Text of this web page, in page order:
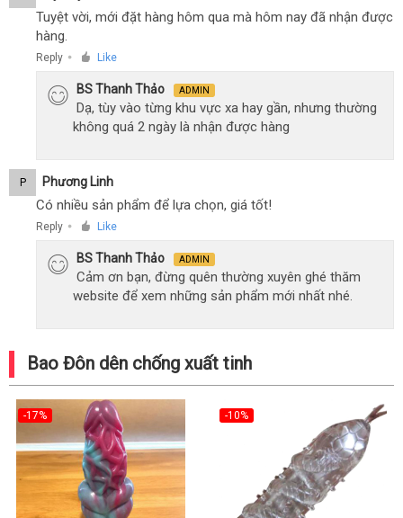
Tuyệt vời, mới đặt hàng hôm qua mà hôm nay đã nhận được
hàng.
Reply ● Like
BS Thanh Thảo ADMIN
Dạ, tùy vào từng khu vực xa hay gần, nhưng thường
không quá 2 ngày là nhận được hàng
P Phương Linh
Có nhiều sản phẩm để lựa chọn, giá tốt!
Reply ● Like
BS Thanh Thảo ADMIN
Cảm ơn bạn, đừng quên thường xuyên ghé thăm
website để xem những sản phẩm mới nhất nhé.
Bao Đôn dên chống xuất tinh
-17% -10%